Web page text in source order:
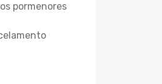
pormenores